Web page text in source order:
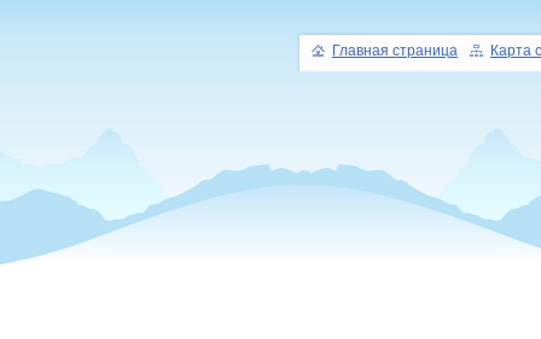
Главная страница Карта